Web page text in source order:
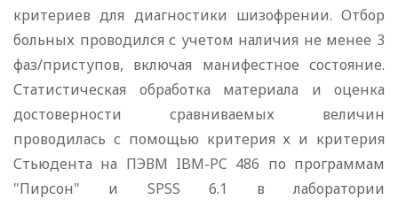
критериев для диагностики шизофрении. Отбор
больных проводился с учетом наличия не менее 3
фаз/приступов, включая манифестное состояние.
Статистическая обработка материала и оценка
достоверности сравниваемых величин
проводилась с помощью критерия х и критерия
Стьюдента на ПЭВМ IBM-PC 486 по программам
"Пирсон" и SPSS 6.1 в лаборатории